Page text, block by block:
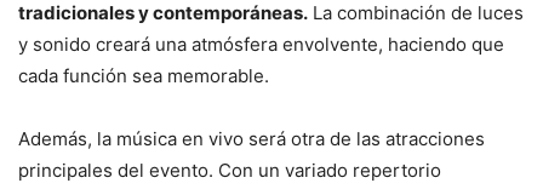
tradicionales y contemporáneas. La combinación de luces
y sonido creará una atmósfera envolvente, haciendo que
cada función sea memorable.
Además, la música en vivo será otra de las atracciones
principales del evento. Con un variado repertorio